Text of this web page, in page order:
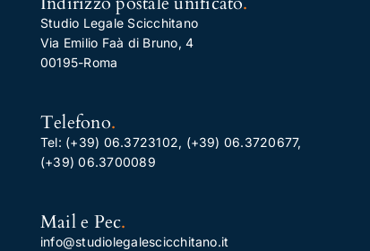
Studio Legale Scicchitano
Via Emilio Faà di Bruno, 4
00195-Roma
Telefono.
Tel: (+39) 06.3723102, (+39) 06.3720677,
(+39) 06.3700089
Mail e Pec.
info@studiolegalescicchitano.it